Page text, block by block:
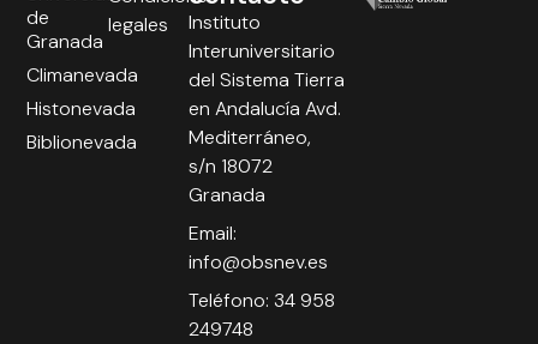
legales
de
Granada
Climanevada
Histonevada
Biblionevada
Instituto
Interuniversitario
del Sistema Tierra
en Andalucía Avd.
Mediterráneo,
s/n 18072
Granada
Email:
info@obsnev.es
Teléfono: 34 958
249748